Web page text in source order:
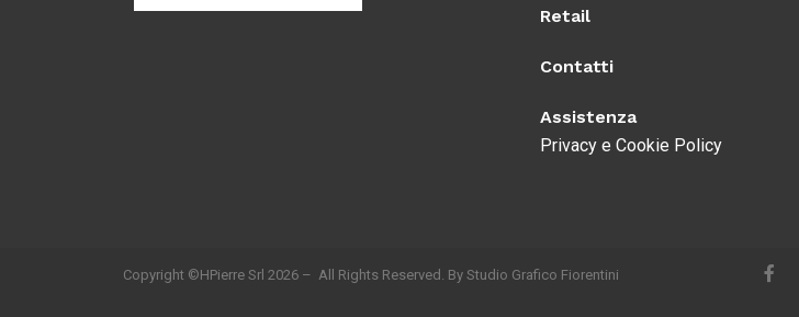
Retail
Contatti
Assistenza
Privacy e Cookie Policy
Copyright ©HPierre Srl 2026 – All Rights Reserved. By Studio Grafico Fiorentini